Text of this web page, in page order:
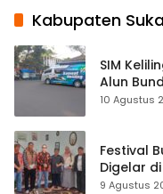
Kabupaten
SIM
Alun
2026
10 Agustus
Festival
Digelar
9 Agustus